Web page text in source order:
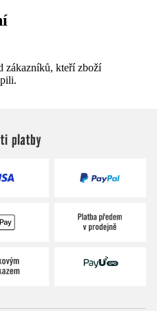
zákazníků, kteří zboží
platby